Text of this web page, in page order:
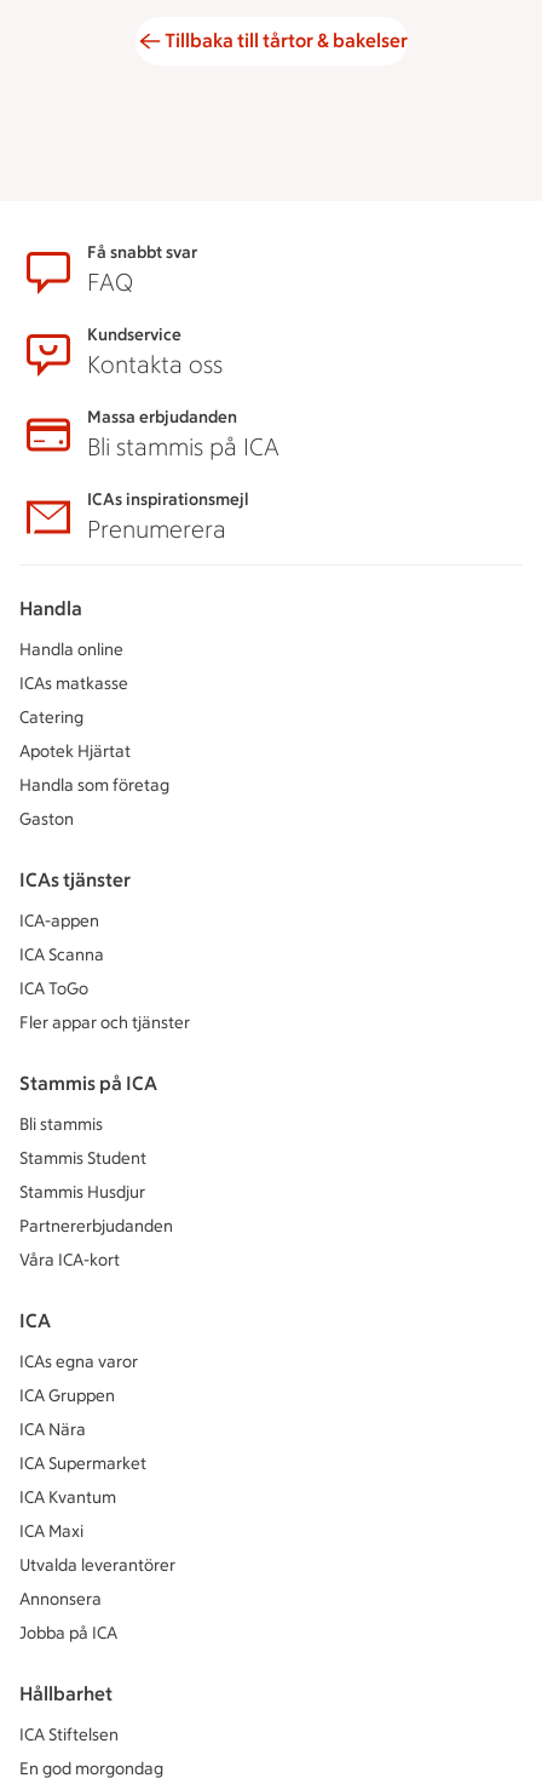
Tillbaka till tårtor & bakelser
SidfotFå snabbt svar
FAQ
Kundservice
Kontakta oss
Massa erbjudanden
Bli stammis på ICA
ICAs inspirationsmejl
Prenumerera
Handla
Handla online
ICAs matkasse
Catering
Apotek Hjärtat
Handla som företag
Gaston
ICAs tjänster
ICA-appen
ICA Scanna
ICA ToGo
Fler appar och tjänster
Stammis på ICA
Bli stammis
Stammis Student
Stammis Husdjur
Partnererbjudanden
Våra ICA-kort
ICA
ICAs egna varor
ICA Gruppen
ICA Nära
ICA Supermarket
ICA Kvantum
ICA Maxi
Utvalda leverantörer
Annonsera
Jobba på ICA
Hållbarhet
ICA Stiftelsen
En god morgondag